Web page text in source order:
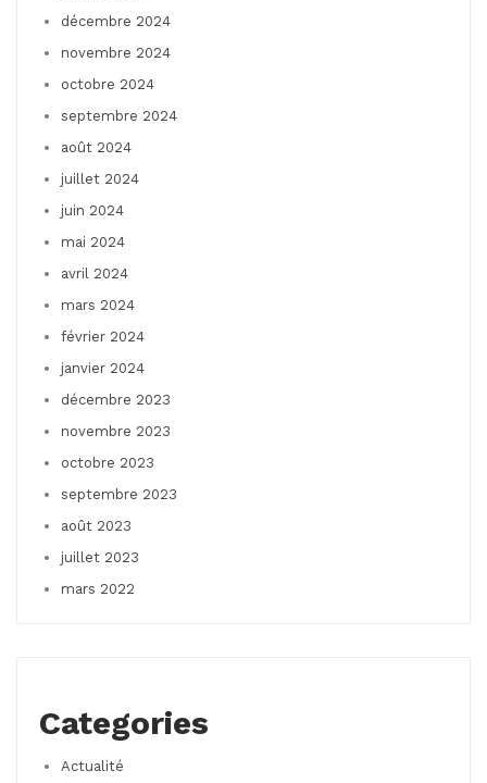
décembre 2024
novembre 2024
octobre 2024
septembre 2024
août 2024
juillet 2024
juin 2024
mai 2024
avril 2024
mars 2024
février 2024
janvier 2024
décembre 2023
novembre 2023
octobre 2023
septembre 2023
août 2023
juillet 2023
mars 2022
Categories
Actualité